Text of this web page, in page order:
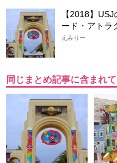
【2018】
ード・アトラ
えみりー
同じまとめ記事に含まれ